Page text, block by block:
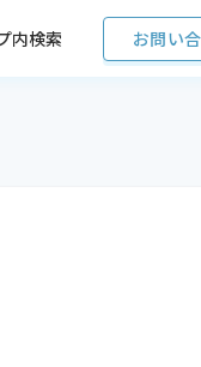
内検索 お問い